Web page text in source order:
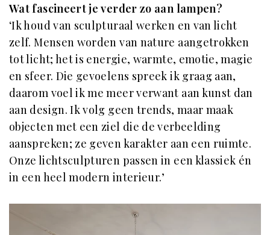
Wat fascineert je verder zo aan lampen?
‘Ik houd van sculpturaal werken en van licht
zelf. Mensen worden van nature aangetrokken
tot licht; het is energie, warmte, emotie, magie
en sfeer. Die gevoelens spreek ik graag aan,
daarom voel ik me meer verwant aan kunst dan
aan design. Ik volg geen trends, maar maak
objecten met een ziel die de verbeelding
aanspreken; ze geven karakter aan een ruimte.
Onze lichtsculpturen passen in een klassiek én
in een heel modern interieur.’